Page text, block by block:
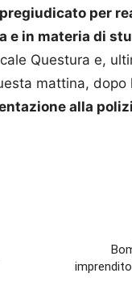
per
e in materia di
Questura e,
mattina, dopo
alla